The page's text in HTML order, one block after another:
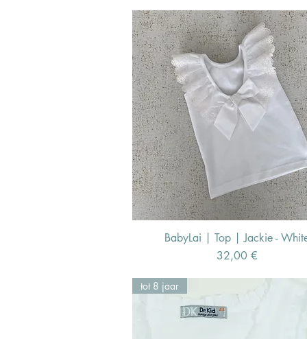
Schnellansicht
BabyLai | Top | Jackie -
Preis
32,00 €
tot 8 jaar